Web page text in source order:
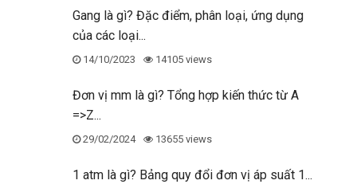
Gang là gì? Đặc điểm, phân loại, ứng dụng
của các loại...
14/10/2023 14105 views
Đơn vị mm là gì? Tổng hợp kiến thức từ A
=>Z...
29/02/2024 13655 views
1 atm là gì? Bảng quy đổi đơn vị áp suất 1...